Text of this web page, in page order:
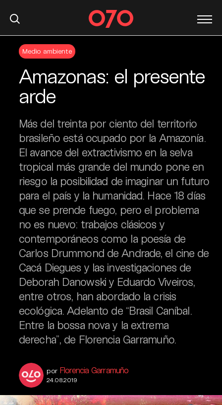
Medio ambiente
Amazonas: el presente
arde
Más del treinta por ciento del territorio
brasileño está ocupado por la Amazonía.
El avance del extractivismo en la selva
tropical más grande del mundo pone en
riesgo la posibilidad de imaginar un futuro
para el país y la humanidad. Hace 18 días
que se prende fuego, pero el problema
no es nuevo: trabajos clásicos y
contemporáneos como la poesía de
Carlos Drummond de Andrade, el cine de
Cacá Diegues y las investigaciones de
Deborah Danowski y Eduardo Viveiros,
entre otros, han abordado la crisis
ecológica. Adelanto de “Brasil Caníbal.
Entre la bossa nova y la extrema
derecha”, de Florencia Garramuño.
por Florencia Garramuño
24.08.2019